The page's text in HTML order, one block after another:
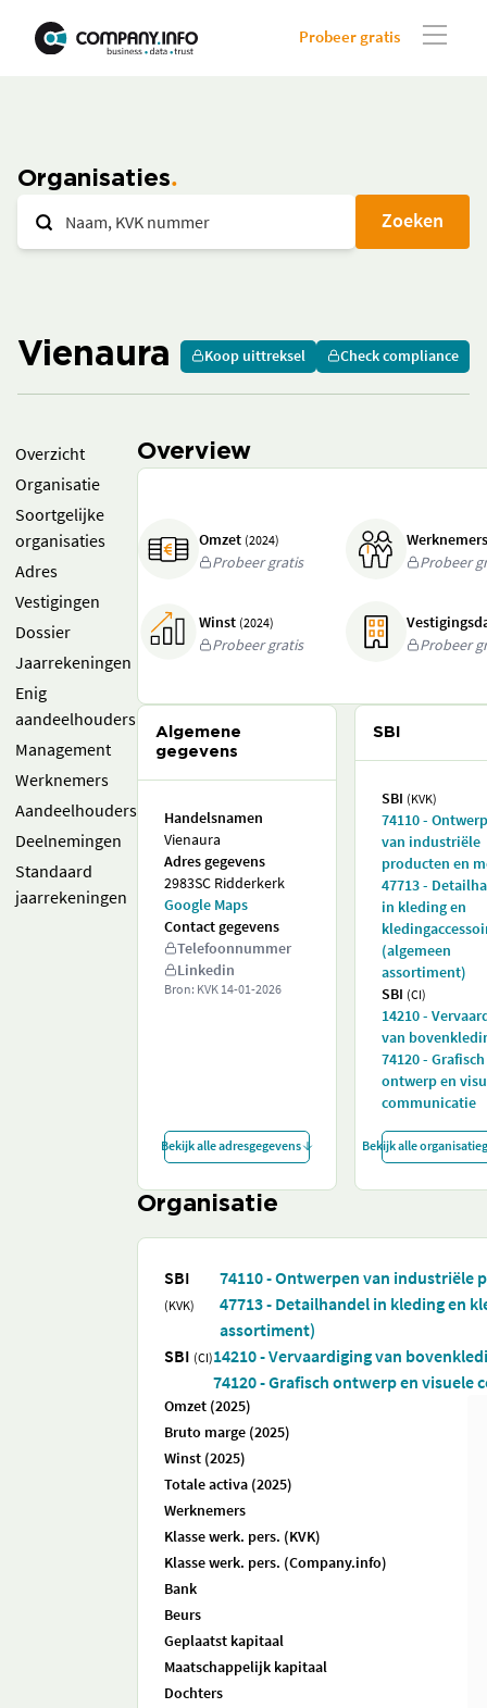
Probeer gratis
Organisaties
Zoeken
Vienaura Koop uittreksel Check compliance
Overzicht
Organisatie
Soortgelijke
organisaties
Adres
Vestigingen
Dossier
Jaarrekeningen
Enig
aandeelhouders
Management
Werknemers
Aandeelhouders
Deelnemingen
Standaard
jaarrekeningen
Overview
Omzet (2024)
Probeer gratis
Probeer
Winst (2024)
Probeer gratis
Probeer
Algemene
gegevens
Handelsnamen
Vienaura
Adres gegevens
2983SC Ridderkerk
Google Maps
Contact gegevens
Telefoonnummer
Linkedin
Bron: KVK 14-01-2026
Bekijk alle adresgegevens
SBI
SBI (KVK)
74110 -
van industriële
producten en
47713 -
in kleding en
(algemeen
assortiment)
SBI (CI)
14210 -
van
74120 - Grafisch
ontwerp en
communicatie
Bekijk alle
Organisatie
SBI
(KVK)
74110 - Ontwerpen van industriële
47713 - Detailhandel in kleding en
assortiment)
SBI (CI)14210 - Vervaardiging van
74120 - Grafisch ontwerp en visuele
Omzet (2025)
Bruto marge (2025)
Winst (2025)
Totale activa (2025)
Werknemers
Klasse werk. pers. (KVK)
Klasse werk. pers. (Company.info)
Bank
Beurs
Geplaatst kapitaal
Maatschappelijk kapitaal
Dochters